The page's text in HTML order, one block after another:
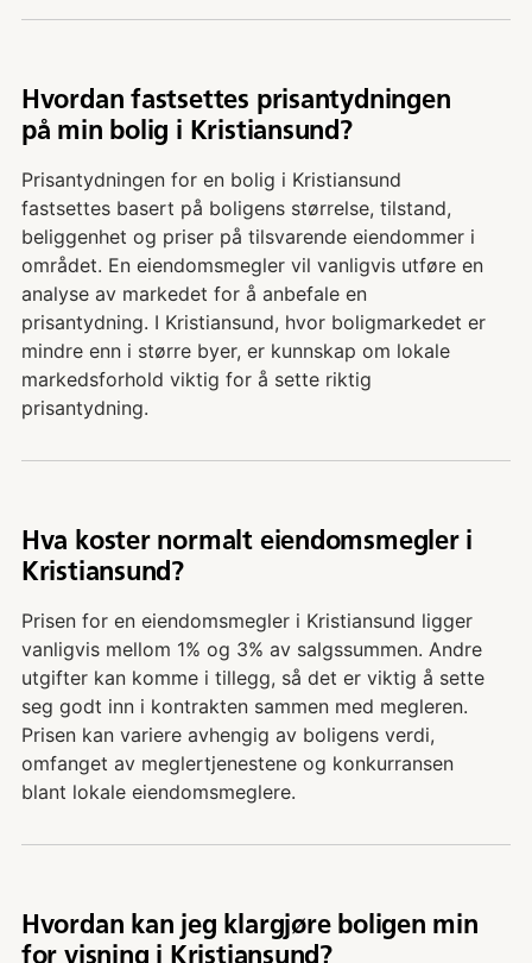
Hvordan fastsettes prisantydningen
på min bolig i Kristiansund?
Prisantydningen for en bolig i Kristiansund
fastsettes basert på boligens størrelse, tilstand,
beliggenhet og priser på tilsvarende eiendommer i
området. En eiendomsmegler vil vanligvis utføre en
analyse av markedet for å anbefale en
prisantydning. I Kristiansund, hvor boligmarkedet er
mindre enn i større byer, er kunnskap om lokale
markedsforhold viktig for å sette riktig
prisantydning.
Hva koster normalt eiendomsmegler i
Kristiansund?
Prisen for en eiendomsmegler i Kristiansund ligger
vanligvis mellom 1% og 3% av salgssummen. Andre
utgifter kan komme i tillegg, så det er viktig å sette
seg godt inn i kontrakten sammen med megleren.
Prisen kan variere avhengig av boligens verdi,
omfanget av meglertjenestene og konkurransen
blant lokale eiendomsmeglere.
Hvordan kan jeg klargjøre boligen min
for visning i Kristiansund?